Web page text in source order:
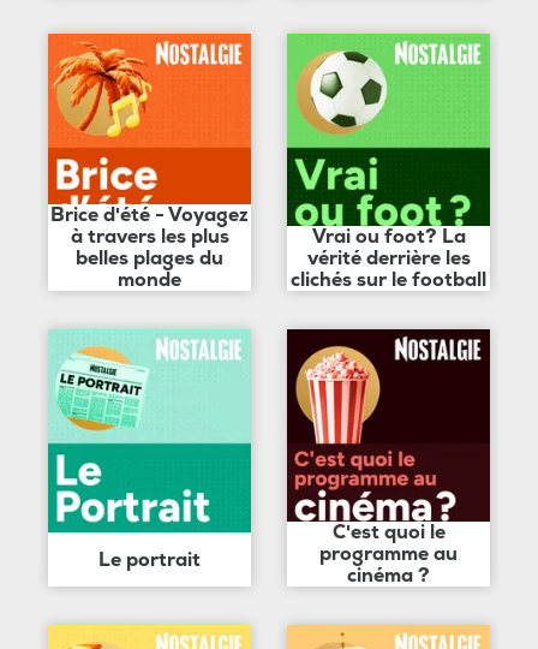
Brice d'été - Voyagez
à travers les plus
belles plages du
monde
Vrai ou foot? La
vérité derrière les
clichés sur le football
Le portrait
C'est quoi le
programme au
cinéma ?